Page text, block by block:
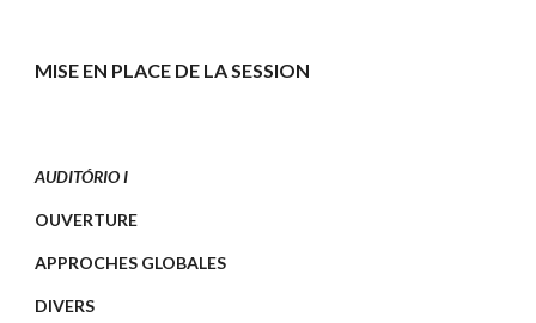
MISE EN PLACE DE LA SESSION
AUDITÓRIO I
OUVERTURE
APPROCHES GLOBALES
DIVERS